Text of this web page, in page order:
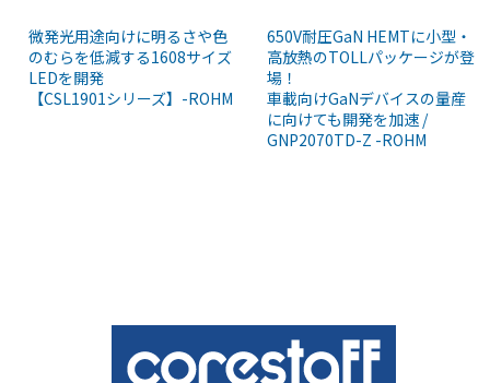
微発光用途向けに明るさや色
のむらを低減する1608サイズ
LEDを開発
【CSL1901シリーズ】-ROHM
650V耐圧GaN HEMTに小型・
高放熱のTOLLパッケージが登
場！
車載向けGaNデバイスの量産
に向けても開発を加速 /
GNP2070TD-Z -ROHM